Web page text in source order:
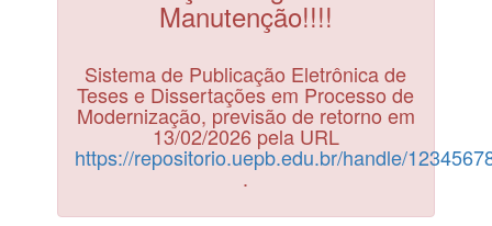
Manutenção!!!!
Sistema de Publicação Eletrônica de
Teses e Dissertações em Processo de
Modernização, previsão de retorno em
13/02/2026 pela URL
https://repositorio.uepb.edu.br/handle/
.